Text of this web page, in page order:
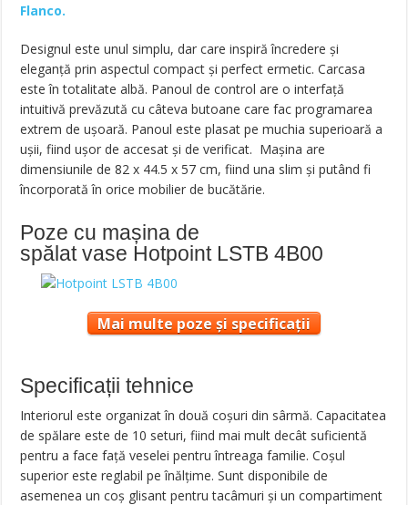
Flanco.
Designul este unul simplu, dar care inspiră încredere și
eleganță prin aspectul compact și perfect ermetic. Carcasa
este în totalitate albă. Panoul de control are o interfață
intuitivă prevăzută cu câteva butoane care fac programarea
extrem de ușoară. Panoul este plasat pe muchia superioară a
ușii, fiind ușor de accesat și de verificat. Mașina are
dimensiunile de 82 x 44.5 x 57 cm, fiind una slim și putând fi
încorporată în orice mobilier de bucătărie.
Poze cu mașina de
spălat vase Hotpoint LSTB 4B00
Mai multe poze și specificații
Specificații tehnice
Interiorul este organizat în două coșuri din sârmă. Capacitatea
de spălare este de 10 seturi, fiind mai mult decât suficientă
pentru a face față veselei pentru întreaga familie. Coșul
superior este reglabil pe înălțime. Sunt disponibile de
asemenea un coș glisant pentru tacâmuri și un compartiment